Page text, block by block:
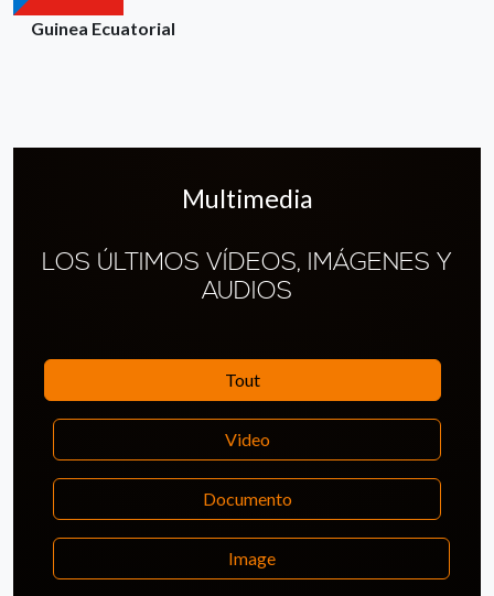
Guinea Ecuatorial
Multimedia
LOS ÚLTIMOS VÍDEOS, IMÁGENES Y
AUDIOS
Tout
Video
Documento
Image